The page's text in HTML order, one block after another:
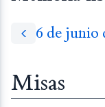
6 de junio
Misas